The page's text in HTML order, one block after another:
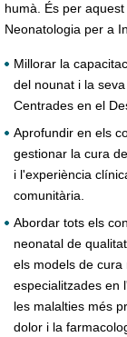
humà. És per
Neonatologia per a
Millorar la
del nounat i la
Centrades en el
Aprofundir en els
gestionar la cura
i l'experiència
comunitària.
Abordar tots els
neonatal de
els models de
especialitzades en
les malalties més
dolor i la